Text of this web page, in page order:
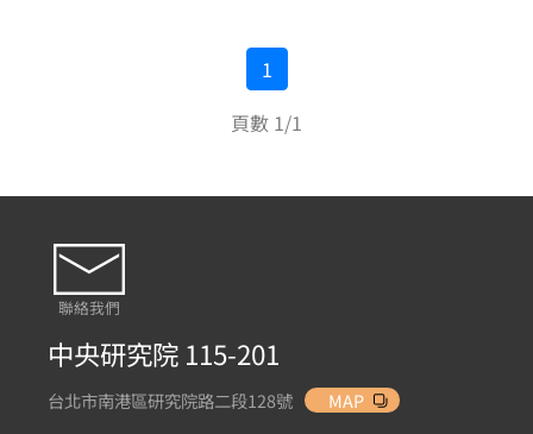
1
頁數 1/1
聯絡我們
中央研究院 115-201
台北市南港區研究院路二段128號 MAP